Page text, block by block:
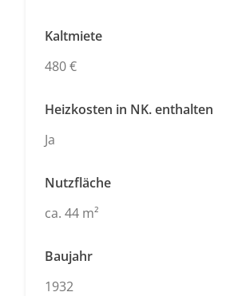
Kaltmiete
480 €
Heizkosten in NK. enthalten
Ja
Nutzfläche
ca. 44 m²
Baujahr
1932